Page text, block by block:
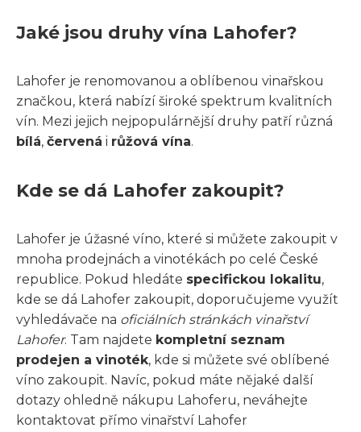
Jaké jsou druhy vína Lahofer?
Lahofer je renomovanou a oblíbenou vinařskou
značkou, která nabízí široké spektrum kvalitních
vín. Mezi jejich nejpopulárnější druhy patří různá
bílá, červená i růžová vína.
Kde se dá Lahofer zakoupit?
Lahofer je úžasné víno, které si můžete zakoupit v
mnoha prodejnách a vinotékách po celé České
republice. Pokud hledáte specifickou lokalitu,
kde se dá Lahofer zakoupit, doporučujeme využít
vyhledávače na oficiálních stránkách vinařství
Lahofer. Tam najdete kompletní seznam
prodejen a vinoték, kde si můžete své oblíbené
víno zakoupit. Navíc, pokud máte nějaké další
dotazy ohledně nákupu Lahoferu, neváhejte
kontaktovat přímo vinařství Lahofer